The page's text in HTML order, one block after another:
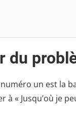
un est la
« Jusqu’où je